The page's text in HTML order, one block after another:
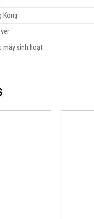
Kong
máy sinh hoạt